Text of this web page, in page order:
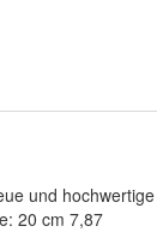
und hochwertige
20 cm 7,87